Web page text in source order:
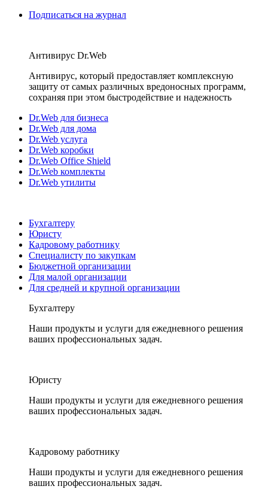
Подписаться на журнал
Антивирус Dr.Web
Антивирус, который предоставляет комплексную
защиту от самых различных вредоносных программ,
сохраняя при этом быстродействие и надежность
Dr.Web для бизнеса
Dr.Web для дома
Dr.Web услуга
Dr.Web коробки
Dr.Web Office Shield
Dr.Web комплекты
Dr.Web утилиты
Бухгалтеру
Юристу
Кадровому работнику
Специалисту по закупкам
Бюджетной организации
Для малой организации
Для средней и крупной организации
Бухгалтеру
Наши продукты и услуги для ежедневного решения
ваших профессиональных задач.
Юристу
Наши продукты и услуги для ежедневного решения
ваших профессиональных задач.
Кадровому работнику
Наши продукты и услуги для ежедневного решения
ваших профессиональных задач.